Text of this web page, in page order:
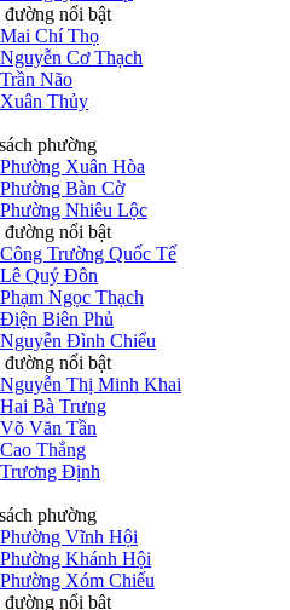
đường nổi bật
Mai Chí Thọ
Nguyễn Cơ Thạch
Trần Não
Xuân Thủy
phường
Phường Xuân Hòa
Phường Bàn Cờ
Phường Nhiêu Lộc
đường nổi bật
Công Trường Quốc Tế
Lê Quý Đôn
Phạm Ngọc Thạch
Điện Biên Phủ
Nguyễn Đình Chiểu
đường nổi bật
Nguyễn Thị Minh Khai
Hai Bà Trưng
Võ Văn Tần
Cao Thắng
Trương Định
phường
Phường Vĩnh Hội
Phường Khánh Hội
Phường Xóm Chiếu
đường nổi bật